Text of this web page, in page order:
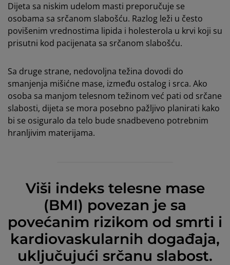
Dijeta sa niskim udelom masti preporučuje se
osobama sa srčanom slabošću. Razlog leži u često
povišenim vrednostima lipida i holesterola u krvi koji su
prisutni kod pacijenata sa srčanom slabošću.
Sa druge strane, nedovoljna težina dovodi do
smanjenja mišićne mase, između ostalog i srca. Ako
osoba sa manjom telesnom težinom već pati od srčane
slabosti, dijeta se mora posebno pažljivo planirati kako
bi se osiguralo da telo bude snadbeveno potrebnim
hranljivim materijama.
Viši indeks telesne mase
(BMI) povezan je sa
povećanim rizikom od smrti i
kardiovaskularnih događaja,
uključujući srčanu slabost.